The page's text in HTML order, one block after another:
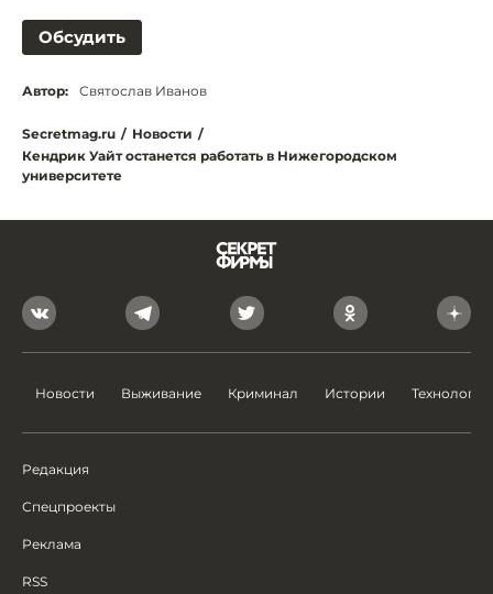
Обсудить
Автор: Святослав Иванов
Secretmag.ru / Новости /
Кендрик Уайт останется работать в Нижегородском
университете
Новости Выживание Криминал Истории Технологии
Редакция
Спецпроекты
Реклама
RSS